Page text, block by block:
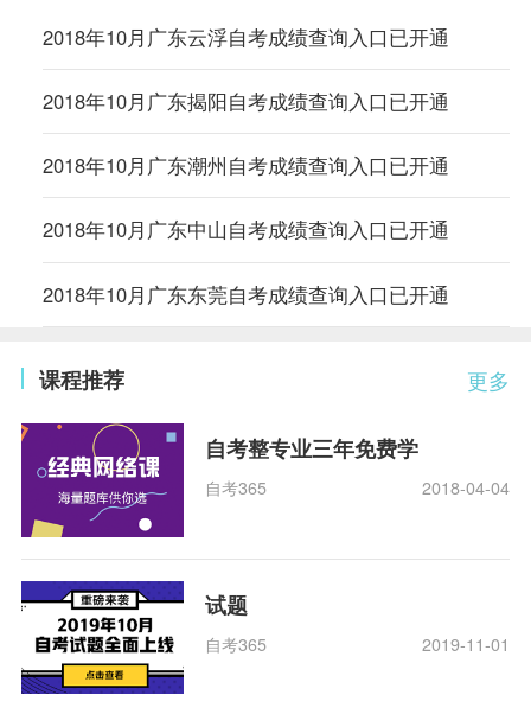
2018年10月广东云浮自考成绩查询入口已开通
2018年10月广东揭阳自考成绩查询入口已开通
2018年10月广东潮州自考成绩查询入口已开通
2018年10月广东中山自考成绩查询入口已开通
2018年10月广东东莞自考成绩查询入口已开通
更多
课程推荐
自考整专业三年免费学
自考365 2018-04-04
试题
自考365 2019-11-01